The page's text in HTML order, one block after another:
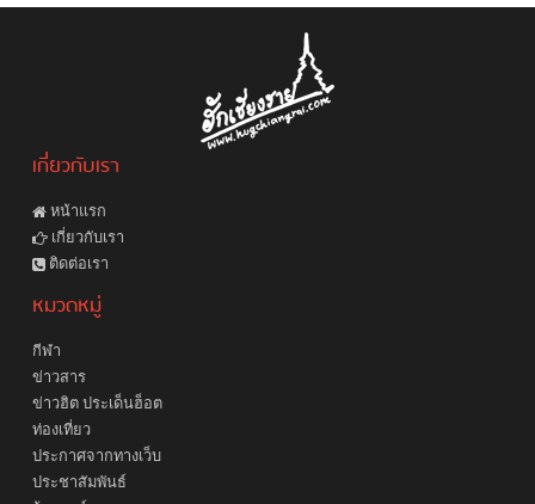
เกี่ยวกับเรา
หน้าแรก
เกี่ยวกับเรา
ติดต่อเรา
หมวดหมู่
กีฬา
ข่าวสาร
ข่าวฮิต ประเด็นฮ็อต
ท่องเที่ยว
ประกาศจากทางเว็บ
ประชาสัมพันธ์